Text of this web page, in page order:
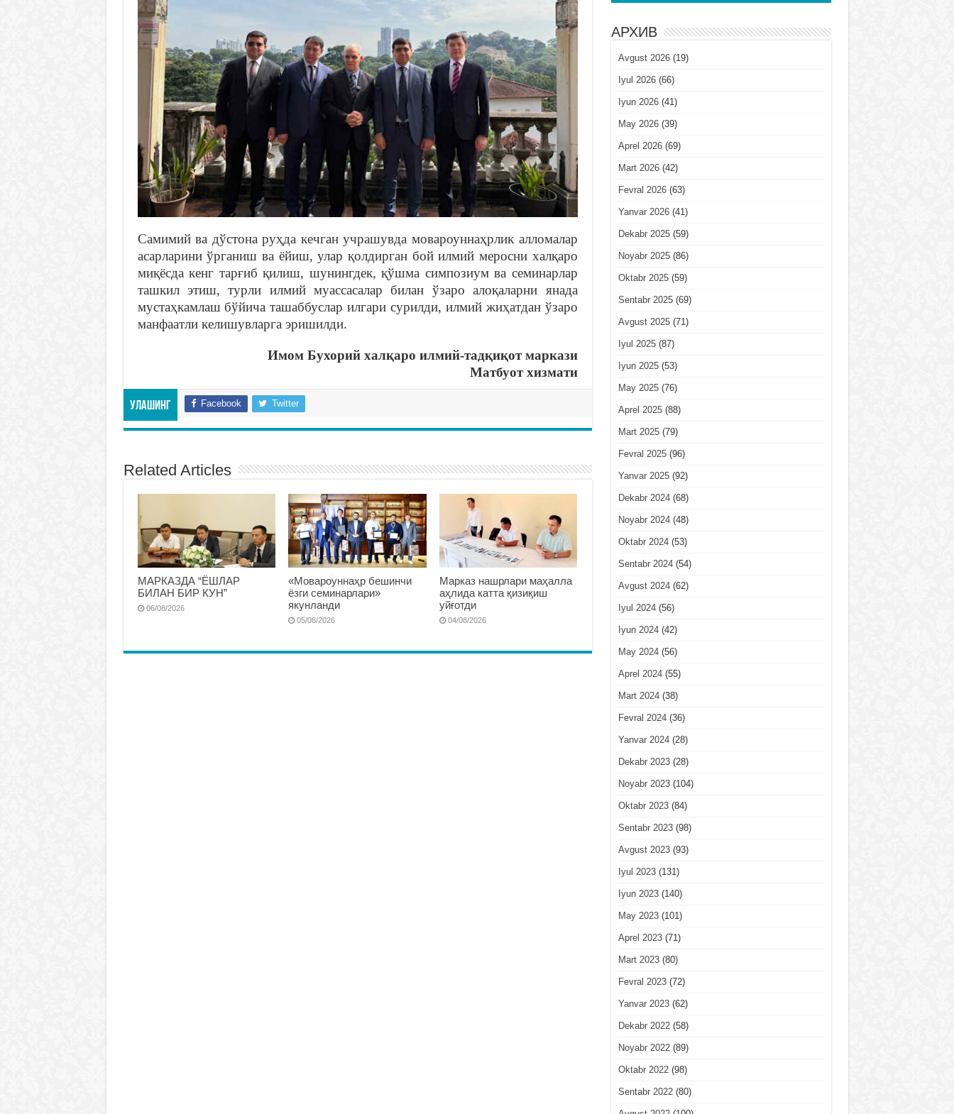
Самимий ва дўстона руҳда кечган учрашувда мовароуннаҳрлик алломалар
асарларини ўрганиш ва ёйиш, улар қолдирган бой илмий меросни халқаро
миқёсда кенг тарғиб қилиш, шунингдек, қўшма симпозиум ва семинарлар
ташкил этиш, турли илмий муассасалар билан ўзаро алоқаларни янада
мустаҳкамлаш бўйича ташаббуслар илгари сурилди, илмий жиҳатдан ўзаро
манфаатли келишувларга эришилди.
Имом Бухорий халқаро илмий-тадқиқот маркази
Матбуот хизмати
Улашинг Facebook Twitter
Related Articles
МАРКАЗДА “ЁШЛАР
БИЛАН БИР КУН”
06/08/2026
«Мовароуннаҳр бешинчи
ёзги семинарлари»
якунланди
05/08/2026
Марказ нашрлари маҳалла
аҳлида катта қизиқиш
уйғотди
04/08/2026
АРХИВ
Avgust 2026(19)
Iyul 2026(66)
Iyun 2026(41)
May 2026(39)
Aprel 2026(69)
Mart 2026(42)
Fevral 2026(63)
Yanvar 2026(41)
Dekabr 2025(59)
Noyabr 2025(86)
Oktabr 2025(59)
Sentabr 2025(69)
Avgust 2025(71)
Iyul 2025(87)
Iyun 2025(53)
May 2025(76)
Aprel 2025(88)
Mart 2025(79)
Fevral 2025(96)
Yanvar 2025(92)
Dekabr 2024(68)
Noyabr 2024(48)
Oktabr 2024(53)
Sentabr 2024(54)
Avgust 2024(62)
Iyul 2024(56)
Iyun 2024(42)
May 2024(56)
Aprel 2024(55)
Mart 2024(38)
Fevral 2024(36)
Yanvar 2024(28)
Dekabr 2023(28)
Noyabr 2023(104)
Oktabr 2023(84)
Sentabr 2023(98)
Avgust 2023(93)
Iyul 2023(131)
Iyun 2023(140)
May 2023(101)
Aprel 2023(71)
Mart 2023(80)
Fevral 2023(72)
Yanvar 2023(62)
Dekabr 2022(58)
Noyabr 2022(89)
Oktabr 2022(98)
Sentabr 2022(80)